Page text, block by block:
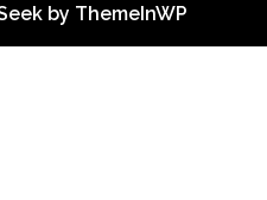
by ThemeInWP